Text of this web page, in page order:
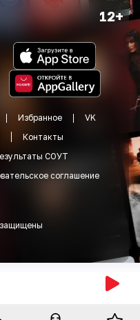
12+
Избранное
VK
Контакты
СОУТ
соглашение